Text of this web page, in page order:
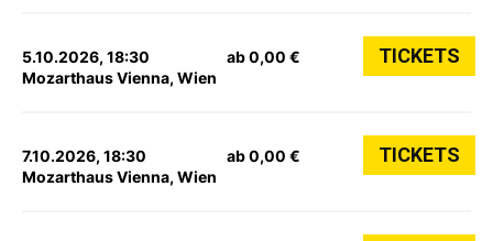
5.10.2026, 18:30
Mozarthaus Vienna, Wien
ab 0,00 € TICKETS
7.10.2026, 18:30
Mozarthaus Vienna, Wien
ab 0,00 € TICKETS